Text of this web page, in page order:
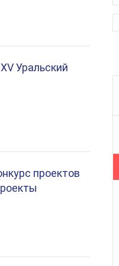
Уральский
проектов